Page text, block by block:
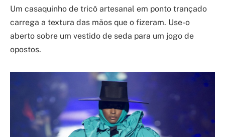
Um casaquinho de tricô artesanal em ponto trançado
carrega a textura das mãos que o fizeram. Use-o
aberto sobre um vestido de seda para um jogo de
opostos.